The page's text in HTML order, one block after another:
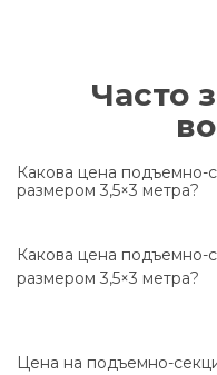
Часто
Какова цена подъемно-
размером 3,5×3 метра?
Какова цена подъемно-
размером 3,5×3 метра?
Цена на подъемно-